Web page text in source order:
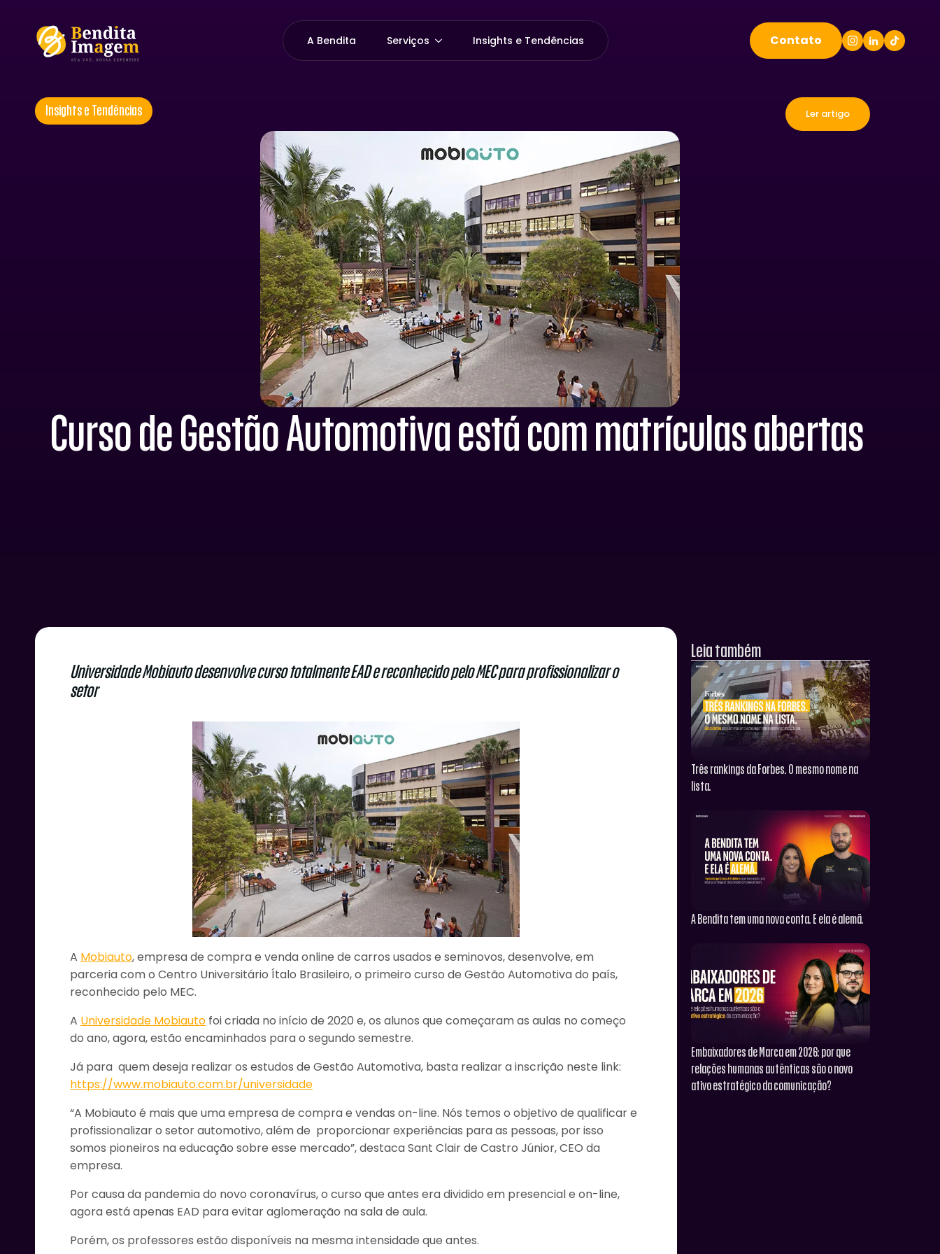
A Bendita Serviços Insights e Tendências Contato
Insights e Tendências Ler artigo
Curso de Gestão Automotiva está com matrículas abertas
Universidade Mobiauto desenvolve curso totalmente EAD e reconhecido pelo MEC para profissionalizar o
setor
A Mobiauto, empresa de compra e venda online de carros usados e seminovos, desenvolve, em
parceria com o Centro Universitário Ítalo Brasileiro, o primeiro curso de Gestão Automotiva do país,
reconhecido pelo MEC.
A Universidade Mobiauto foi criada no início de 2020 e, os alunos que começaram as aulas no começo
do ano, agora, estão encaminhados para o segundo semestre.
Já para quem deseja realizar os estudos de Gestão Automotiva, basta realizar a inscrição neste link:
https://www.mobiauto.com.br/universidade
“A Mobiauto é mais que uma empresa de compra e vendas on-line. Nós temos o objetivo de qualificar e
profissionalizar o setor automotivo, além de proporcionar experiências para as pessoas, por isso
somos pioneiros na educação sobre esse mercado”, destaca Sant Clair de Castro Júnior, CEO da
empresa.
Por causa da pandemia do novo coronavírus, o curso que antes era dividido em presencial e on-line,
agora está apenas EAD para evitar aglomeração na sala de aula.
Porém, os professores estão disponíveis na mesma intensidade que antes.
Leia também
Três rankings da Forbes. O mesmo nome na
lista.
A Bendita tem uma nova conta. E ela é alemã.
Embaixadores de Marca em 2026: por que
relações humanas autênticas são o novo
ativo estratégico da comunicação?
Clique aqui e responda